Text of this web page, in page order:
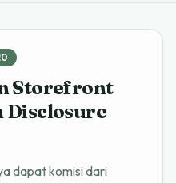
Storefront
Disclosure
dapat komisi dari